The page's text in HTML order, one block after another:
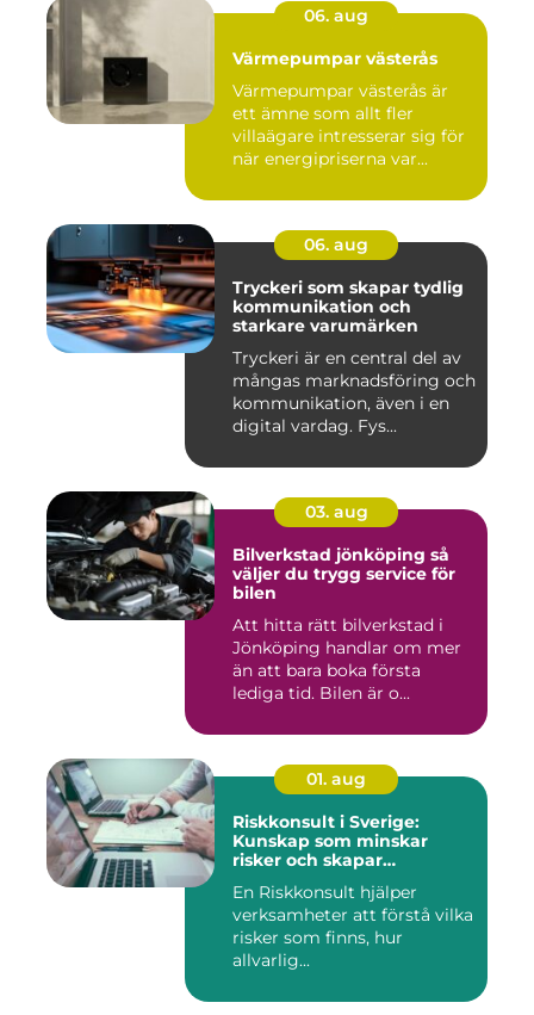
06. aug
Värmepumpar västerås
Värmepumpar västerås är
ett ämne som allt fler
villaägare intresserar sig för
när energipriserna var...
06. aug
Tryckeri som skapar tydlig
kommunikation och
starkare varumärken
Tryckeri är en central del av
mångas marknadsföring och
kommunikation, även i en
digital vardag. Fys...
03. aug
Bilverkstad jönköping så
väljer du trygg service för
bilen
Att hitta rätt bilverkstad i
Jönköping handlar om mer
än att bara boka första
lediga tid. Bilen är o...
01. aug
Riskkonsult i Sverige:
Kunskap som minskar
risker och skapar
En Riskkonsult hjälper
verksamheter att förstå vilka
risker som finns, hur
allvarlig...